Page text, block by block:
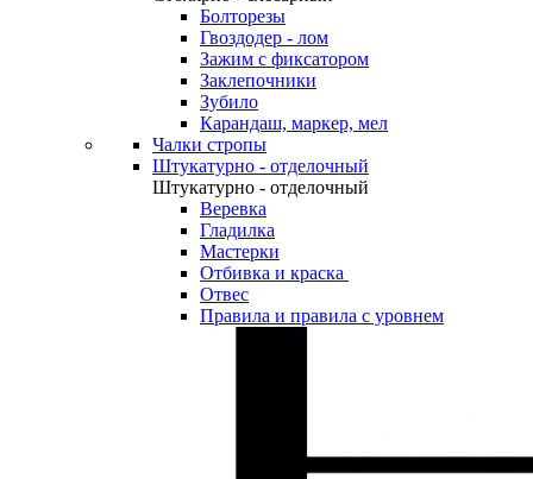
Болторезы
Гвоздодер - лом
Зажим с фиксатором
Заклепочники
Зубило
Карандаш, маркер, мел
Чалки стропы
Штукатурно - отделочный
Штукатурно - отделочный
Веревка
Гладилка
Мастерки
Отбивка и краска
Отвес
Правила и правила с уровнем